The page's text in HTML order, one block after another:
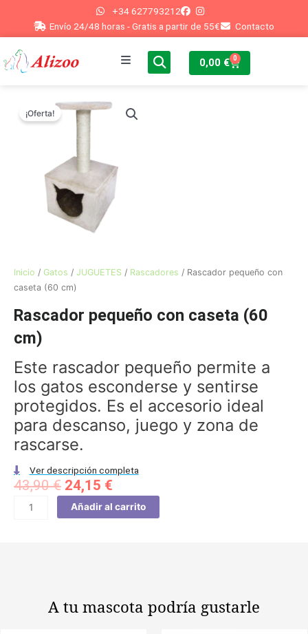
contenido
+34 627793212
Envío 24/48 horas - Gratis a partir de 55€
Contacto
Perros
Gatos
Peces
Otros
0,00 € 0
Cart
¡Oferta!
Inicio / Gatos / JUGUETES / Rascadores / Rascador pequeño con
caseta (60 cm)
Rascador pequeño con caseta (60
cm)
Este rascador pequeño permite a
los gatos esconderse y sentirse
protegidos. Es el accesorio ideal
para descanso, juego y zona de
rascarse.
Ver descripción completa
43,90€ El
precio
original
24,15 €
precio
actual
Rascador
Añadir al carrito
A tu mascota podría gustarle